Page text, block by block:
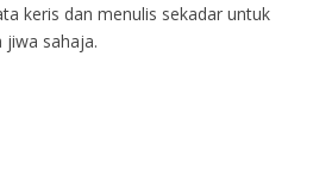
keris dan menulis sekadar untuk
jiwa sahaja.